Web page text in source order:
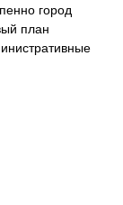
город
план